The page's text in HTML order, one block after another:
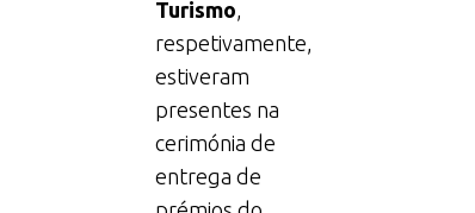
Turismo
respetivamente,
estiveram
presentes na
cerimónia de
entrega de